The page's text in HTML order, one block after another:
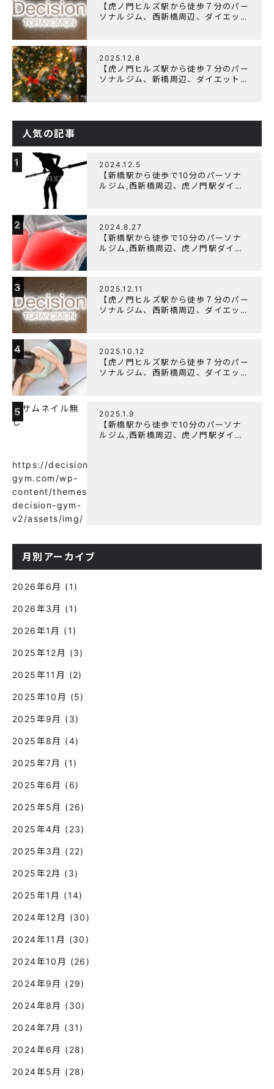
【虎ノ門ヒルズ駅から徒歩７分のパー
ソナルジム、西新橋周辺、ダイエット
2025.12.8
【虎ノ門ヒルズ駅から徒歩７分のパー
ソナルジム、新橋周辺、ダイエットに
人気の記事
1 2024.12.5
【新橋駅から徒歩で10分のパーソナ
ルジム,西新橋周辺、虎ノ門駅ダイエ
2 2024.8.27
【新橋駅から徒歩で10分のパーソナ
ルジム,西新橋周辺、虎ノ門駅ダイエ
3 2025.12.11
【虎ノ門ヒルズ駅から徒歩７分のパー
ソナルジム、西新橋周辺、ダイエット
4 2025.10.12
【虎ノ門ヒルズ駅から徒歩７分のパー
ソナルジム、西新橋周辺、ダイエット
5
https://decision-
gym.com/wp-
content/themes/wp-
decision-gym-
v2/assets/img/
2025.1.9
【新橋駅から徒歩で10分のパーソナ
ルジム,西新橋周辺、虎ノ門駅ダイエ
月別アーカイブ
2026年6月 (1)
2026年3月 (1)
2026年1月 (1)
2025年12月 (3)
2025年11月 (2)
2025年10月 (5)
2025年9月 (3)
2025年8月 (4)
2025年7月 (1)
2025年6月 (6)
2025年5月 (26)
2025年4月 (23)
2025年3月 (22)
2025年2月 (3)
2025年1月 (14)
2024年12月 (30)
2024年11月 (30)
2024年10月 (26)
2024年9月 (29)
2024年8月 (30)
2024年7月 (31)
2024年6月 (28)
2024年5月 (28)